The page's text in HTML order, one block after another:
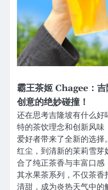
霸王茶姬 Chagee：
创意的绝妙碰撞！
还在思考吉隆坡有什么
特的茶饮理念和创新风
爱好者带来了全新的选择
红尘，到清新的茉莉雪
合了纯正茶香与丰富口
其水果茶系列，不仅茶香
清甜，成为炎热天气中